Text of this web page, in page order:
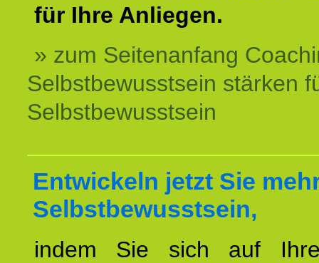
für Ihre Anliegen.
» zum Seitenanfang
Selbstbewusstsein stärken
Selbstbewusstsein
Entwickeln jetzt Sie
Selbstbewusstsein,
indem Sie sich auf